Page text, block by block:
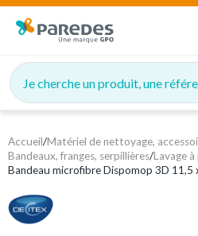
Je cherche un produit, une
Accueil/Matériel de nettoyage,
Bandeaux, franges, serpillières/Lavage
Bandeau microfibre Dispomop 3D 11,5